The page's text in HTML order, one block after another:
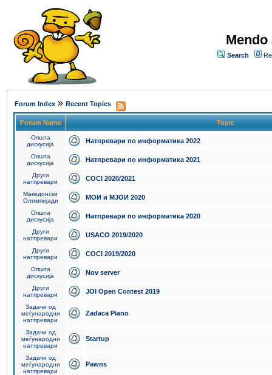
Search
Forum Index » Recent Topics
Forum Name Topic
Општа
дискусија
Натпревари по информатика 2022
Општа
дискусија
Натпревари по информатика 2021
Други
натпревари
COCI 2020/2021
Македонски
Олимпијади
МОИ и МЈОИ 2020
Општа
дискусија
Натпревари по информатика 2020
Други
натпревари
USACO 2019/2020
Други
натпревари
COCI 2019/2020
Општа
дискусија
Nov server
Други
натпревари
JOI Open Contest 2019
Задачи од
меѓународни
натпревари
Zadaca Piano
Задачи од
меѓународни
натпревари
Startup
Задачи од
меѓународни
натпревари
Pawns